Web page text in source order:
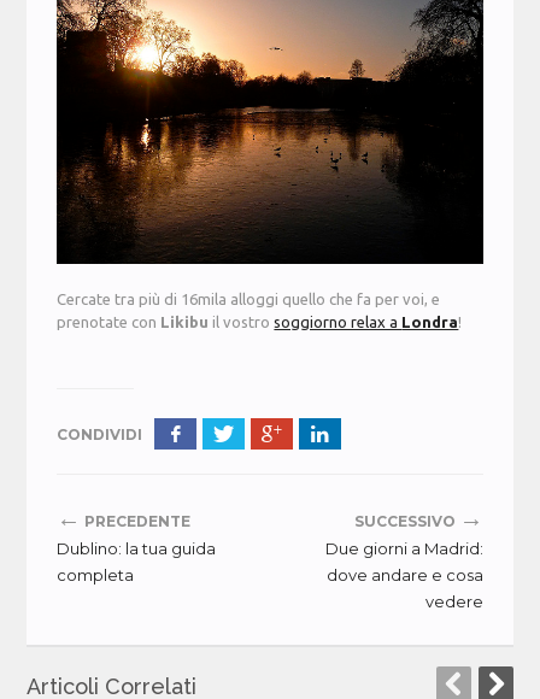
Cercate tra più di 16mila alloggi quello che fa per voi, e
prenotate con Likibu il vostrosoggiorno relax a Londra!
CONDIVIDI
← PRECEDENTE
Dublino: la tua guida
completa
SUCCESSIVO →
Due giorni a Madrid:
dove andare e cosa
vedere
Articoli Correlati